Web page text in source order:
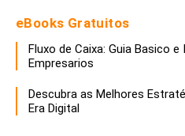
eBooks Gratuitos
Fluxo de Caixa: Guia Basico
Empresarios
Descubra as Melhores
Era Digital